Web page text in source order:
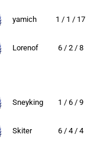
yamich 1 / 1 / 17
Lorenof 6 / 2 / 8
Sneyking 1 / 6 / 9
Skiter 6 / 4 / 4